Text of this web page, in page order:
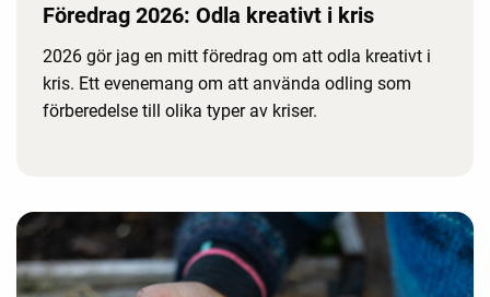
Föredrag 2026: Odla kreativt i kris
2026 gör jag en mitt föredrag om att odla kreativt i
kris. Ett evenemang om att använda odling som
förberedelse till olika typer av kriser.